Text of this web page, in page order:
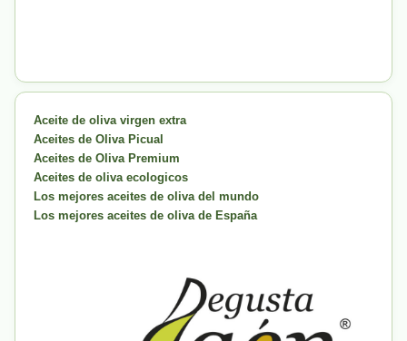
Aceite de oliva virgen extra
Aceites de Oliva Picual
Aceites de Oliva Premium
Aceites de oliva ecologicos
Los mejores aceites de oliva del mundo
Los mejores aceites de oliva de España